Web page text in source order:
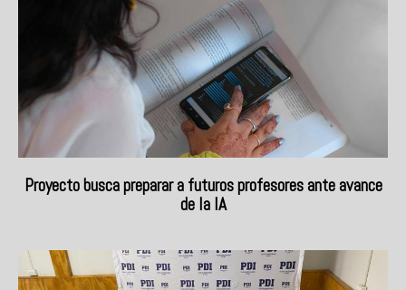
Proyecto busca preparar a futuros profesores ante avance
de la IA